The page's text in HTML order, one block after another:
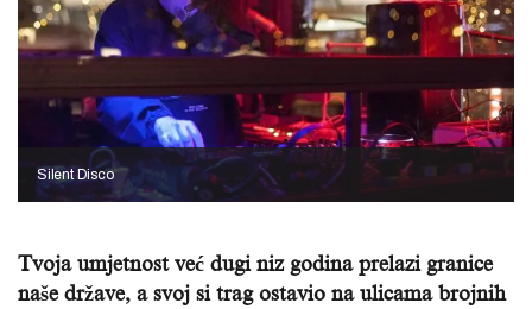
Silent Disco
Tvoja umjetnost već dugi niz godina prelazi granice
naše države, a svoj si trag ostavio na ulicama brojnih